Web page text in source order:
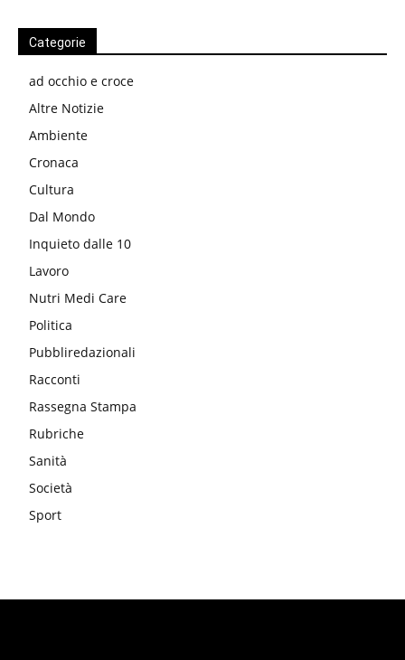
Categorie
ad occhio e croce
Altre Notizie
Ambiente
Cronaca
Cultura
Dal Mondo
Inquieto dalle 10
Lavoro
Nutri Medi Care
Politica
Pubbliredazionali
Racconti
Rassegna Stampa
Rubriche
Sanità
Società
Sport